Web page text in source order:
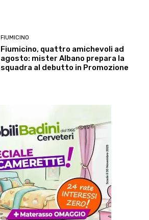
FIUMICINO
Fiumicino, quattro amichevoli ad
agosto: mister Albano prepara la
squadra al debutto in Promozione